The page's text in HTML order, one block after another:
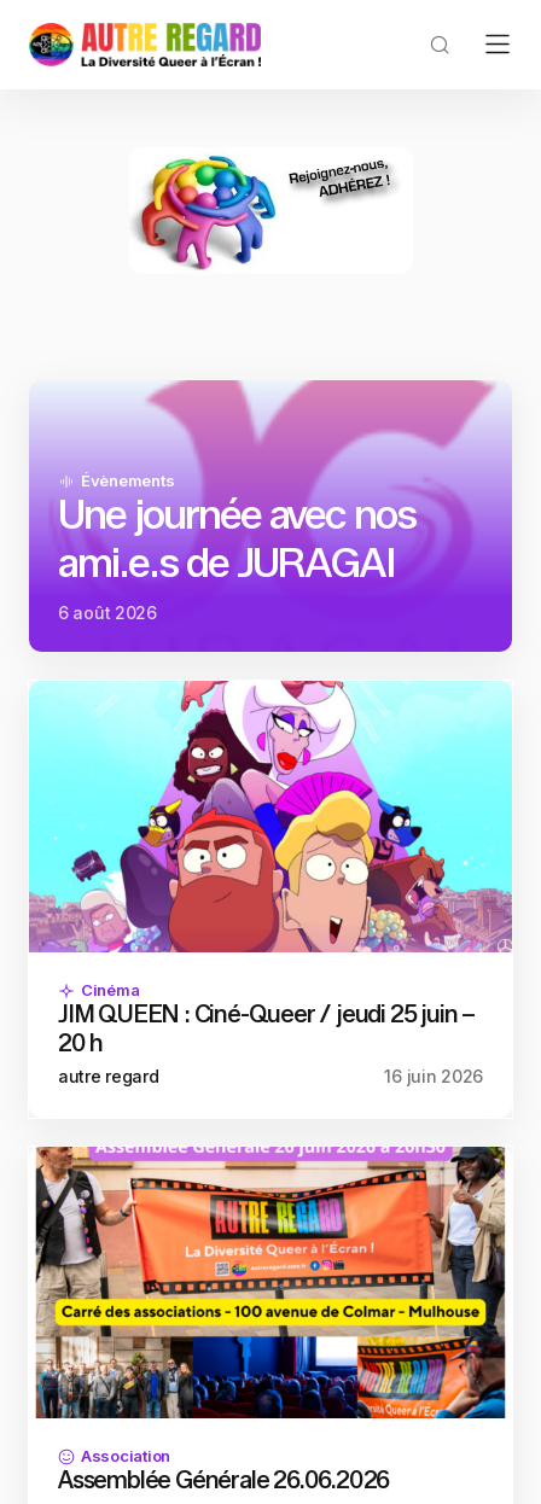
Évènements
Une journée avec nos
ami.e.s de JURAGAI
6 août 2026
Cinéma
JIM QUEEN : Ciné-Queer / jeudi 25 juin –
20 h
autre regard 16 juin 2026
Association
Assemblée Générale 26.06.2026